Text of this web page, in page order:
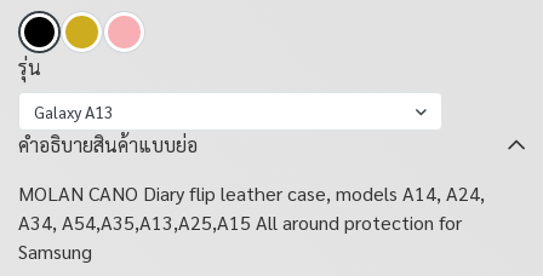
รุ่น
Galaxy A13
คำอธิบายสินค้าแบบย่อ
MOLAN CANO Diary flip leather case, models A14, A24,
A34, A54,A35,A13,A25,A15 All around protection for
Samsung